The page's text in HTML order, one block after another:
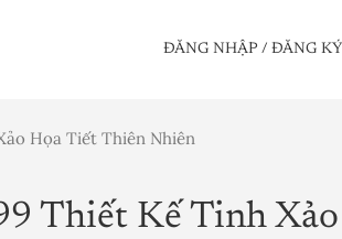
ĐĂNG NHẬP / ĐĂNG KÝ
Họa Tiết Thiên Nhiên
Thiết Kế Tinh Xảo